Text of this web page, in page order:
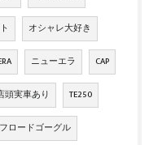
オシャレ大好き
ニューエラ CAP
頭実車あり TE250
ロードゴーグル